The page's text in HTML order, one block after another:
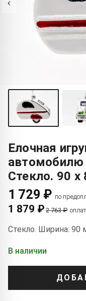
Елочная
Стекло. 90
1 729 ₽ по
1 879 ₽ 2 763 ₽
Стекло. Ширина: 90
В наличии